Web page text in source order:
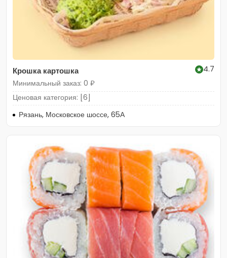
Крошка картошка
4.7
Минимальный заказ: 0 ₽
Ценовая категория: [6]
Рязань, Московское шоссе, 65А